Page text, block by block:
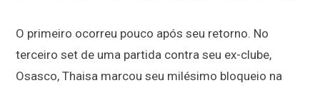
O primeiro ocorreu pouco após seu retorno. No
terceiro set de uma partida contra seu ex-clube,
Osasco, Thaisa marcou seu milésimo bloqueio na